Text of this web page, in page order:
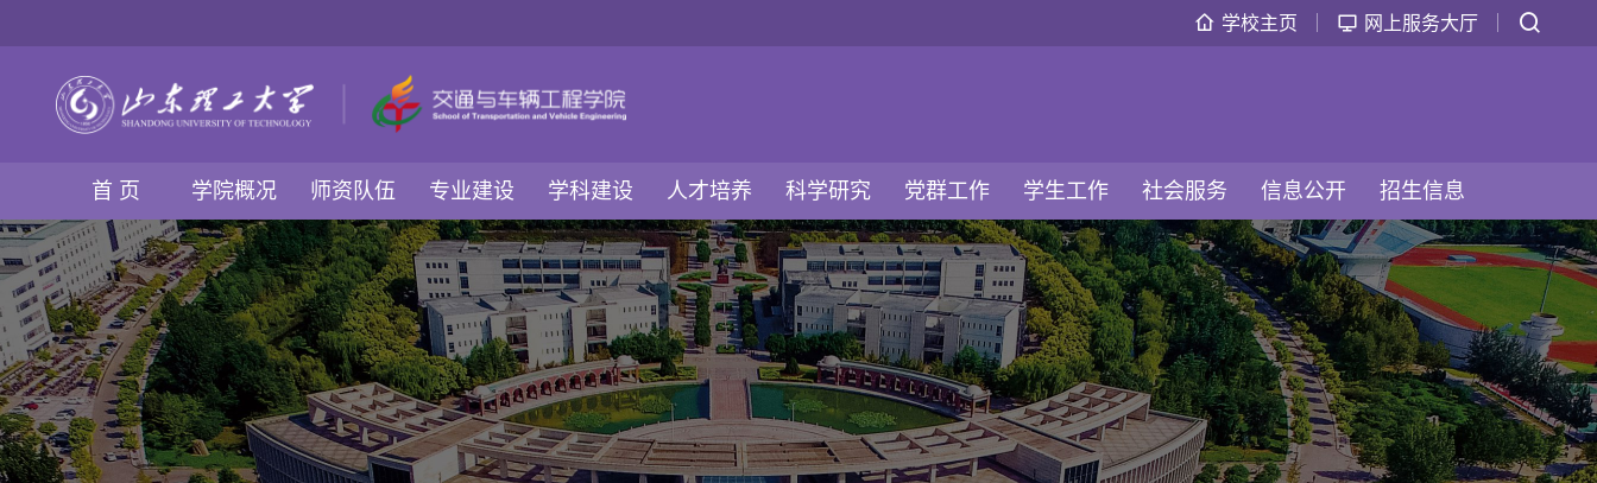
学校主页 网上服务大厅
首 页 学院概况 师资队伍 专业建设 学科建设 人才培养 科学研究 党群工作 学生工作 社会服务 信息公开 招生信息